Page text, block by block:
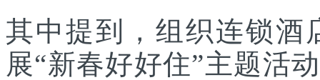
其中提到，组织连锁酒
展“新春好好住”主题活